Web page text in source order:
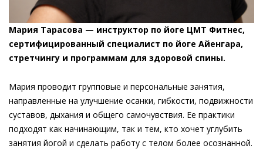
Мария Тарасова — инструктор по йоге ЦМТ Фитнес,
сертифицированный специалист по йоге Айенгара,
стретчингу и программам для здоровой спины.
Мария проводит групповые и персональные занятия,
направленные на улучшение осанки, гибкости, подвижности
суставов, дыхания и общего самочувствия. Ее практики
подходят как начинающим, так и тем, кто хочет углубить
занятия йогой и сделать работу с телом более осознанной.